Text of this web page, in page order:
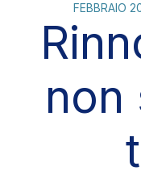
FEBBRAIO
non